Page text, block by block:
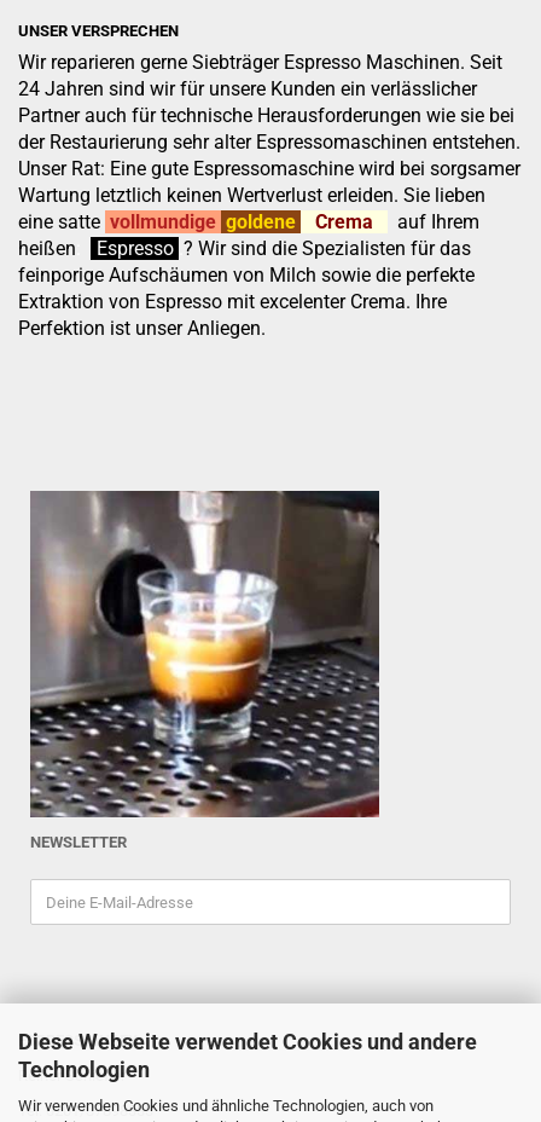
Diese Webseite verwendet Cookies und andere
Technologien
Wir verwenden Cookies und ähnliche Technologien, auch von
UNSER VERSPRECHEN
Wir reparieren gerne Siebträger Espresso Maschinen. Seit
24 Jahren sind wir für unsere Kunden ein verlässlicher
Partner auch für technische Herausforderungen wie sie bei
der Restaurierung sehr alter Espressomaschinen entstehen.
Unser Rat: Eine gute Espressomaschine wird bei sorgsamer
Wartung letztlich keinen Wertverlust erleiden. Sie lieben
eine satte vollmundige goldene Crema
auf Ihrem
heißen
Espresso ? Wir sind die Spezialisten für das
feinporige Aufschäumen von Milch sowie die perfekte
Extraktion von Espresso mit excelenter Crema. Ihre
Perfektion ist unser Anliegen.
NEWSLETTER
ESPRESSOINDEX
Reiner Schiefler
Tel. 0201/87898333